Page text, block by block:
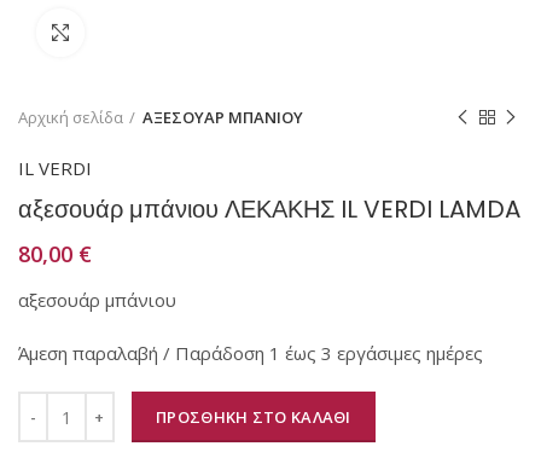
Αρχική σελίδα ΑΞΕΣΟΥΑΡ ΜΠΑΝΙΟΥ
IL VERDI
αξεσουάρ μπάνιου ΛΕΚΑΚΗΣ IL VERDI LAMDA
80,00 €
αξεσουάρ μπάνιου
Άμεση παραλαβή / Παράδοση 1 έως 3 εργάσιμες ημέρες
ΠΡΟΣΘΗΚΗ ΣΤΟ ΚΑΛΑΘΙ